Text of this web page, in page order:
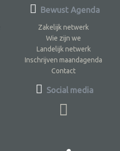
Bewust Agenda
Zakelijk netwerk
Wie zijn we
Landelijk netwerk
Inschrijven maandagenda
Contact
Social media